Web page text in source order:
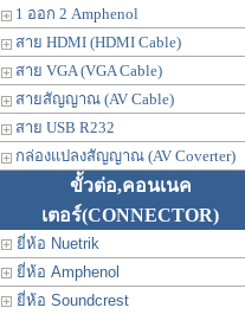
1 ออก 2 Amphenol
สาย HDMI (HDMI Cable)
สาย VGA (VGA Cable)
สายสัญญาณ (AV Cable)
สาย USB R232
กล่องแปลงสัญญาณ (AV Coverter)
ขั้วต่อ,คอนเนค
เตอร์(CONNECTOR)
ยี่ห้อ Nuetrik
ยี่ห้อ Amphenol
ยี่ห้อ Soundcrest